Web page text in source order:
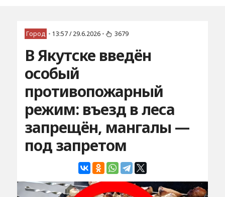
Город • 13:57 / 29.6.2026 • 3679
В Якутске введён
особый
противопожарный
режим: въезд в леса
запрещён, мангалы —
под запретом